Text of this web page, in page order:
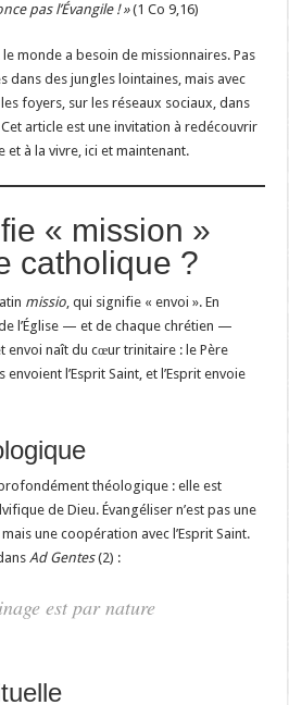
pas l’Évangile ! »(1 Co 9,16)
monde a besoin de missionnaires. Pas
dans des jungles lointaines, mais avec
foyers, sur les réseaux sociaux, dans
article est une invitation à redécouvrir
et à la vivre, ici et maintenant.
« mission »
catholique ?
missio, qui signifie « envoi ». En
l’Église — et de chaque chrétien —
envoi naît du cœur trinitaire : le Père
envoient l’Esprit Saint, et l’Esprit envoie
théologique : elle est
de Dieu. Évangéliser n’est pas une
une coopération avec l’Esprit Saint.
Ad Gentes(2) :
est par nature